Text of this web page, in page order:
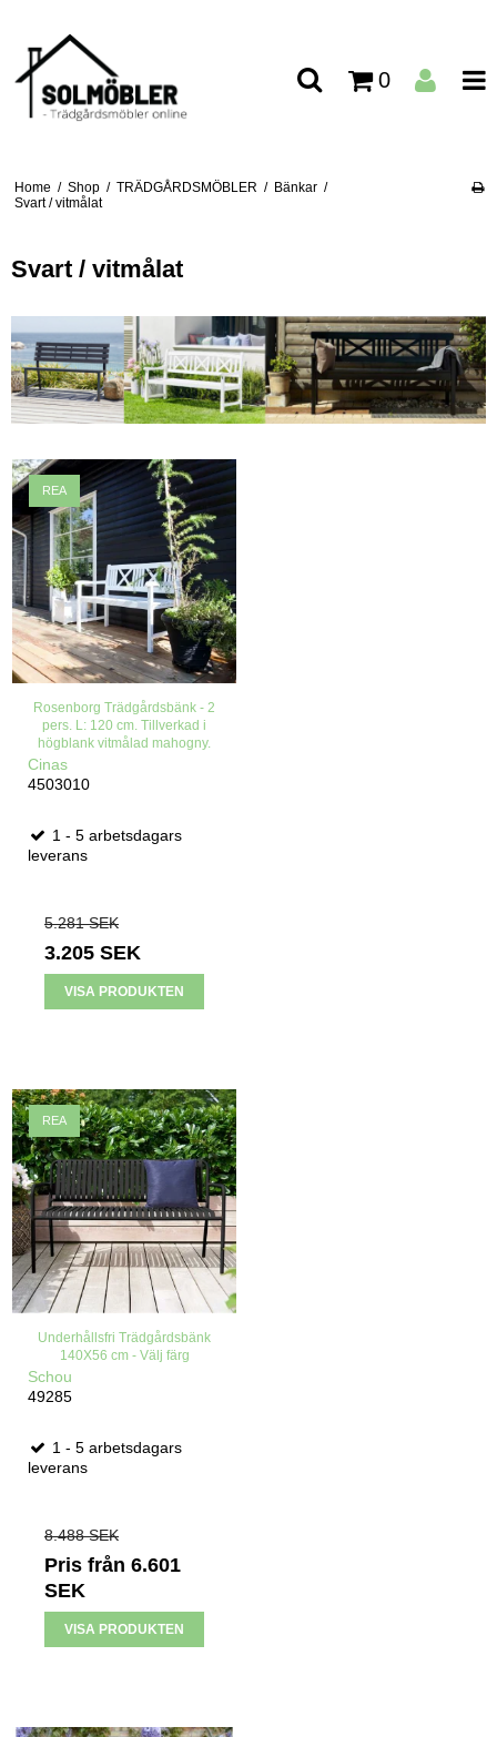
0
Home / Shop / TRÄDGÅRDSMÖBLER / Bänkar /
Svart / vitmålat
Svart / vitmålat
REA
Rosenborg Trädgårdsbänk - 2
pers. L: 120 cm. Tillverkad i
högblank vitmålad mahogny.
Cinas
4503010
1 - 5 arbetsdagars
leverans
5.281 SEK
3.205 SEK
VISA PRODUKTEN
REA
Underhållsfri Trädgårdsbänk
140X56 cm - Välj färg
Schou
49285
1 - 5 arbetsdagars
leverans
8.488 SEK
Pris från 6.601
SEK
VISA PRODUKTEN